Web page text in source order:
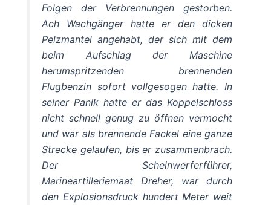
Folgen der Verbrennungen gestorben.
Ach Wachgänger hatte er den dicken
Pelzmantel angehabt, der sich mit dem
beim Aufschlag der Maschine
herumspritzenden brennenden
Flugbenzin sofort vollgesogen hatte. In
seiner Panik hatte er das Koppelschloss
nicht schnell genug zu öffnen vermocht
und war als brennende Fackel eine ganze
Strecke gelaufen, bis er zusammenbrach.
Der Scheinwerferführer,
Marineartilleriemaat Dreher, war durch
den Explosionsdruck hundert Meter weit